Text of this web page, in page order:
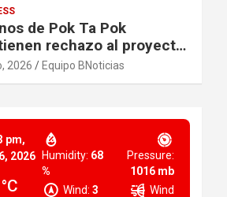
de Pok Ta Pok
rechazo al proyecto
Real
2026 Equipo BNoticias
pm,
2026
°C
Humidity: 68
%
Pressure:
1016 mb
Wind: 3
Wind